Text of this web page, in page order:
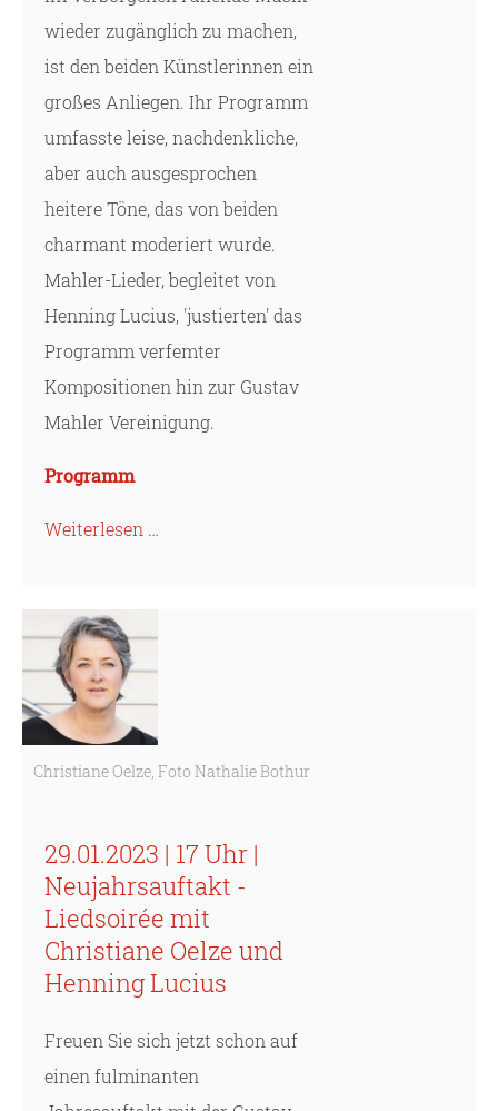
wieder zugänglich zu machen,
ist den beiden Künstlerinnen ein
großes Anliegen. Ihr Programm
umfasste leise, nachdenkliche,
aber auch ausgesprochen
heitere Töne, das von beiden
charmant moderiert wurde.
Mahler-Lieder, begleitet von
Henning Lucius, 'justierten' das
Programm verfemter
Kompositionen hin zur Gustav
Mahler Vereinigung.
Programm
Weiterlesen …
Christiane Oelze, Foto Nathalie Bothur
29.01.2023 | 17 Uhr |
Neujahrsauftakt -
Liedsoirée mit
Christiane Oelze und
Henning Lucius
Freuen Sie sich jetzt schon auf
einen fulminanten